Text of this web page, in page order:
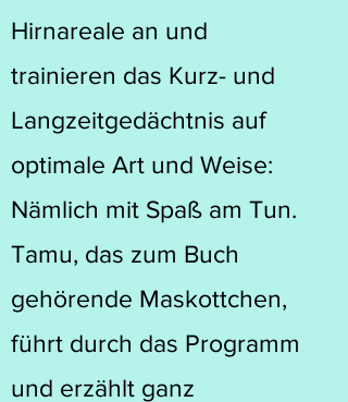
Hirnareale an und
trainieren das Kurz- und
Langzeitgedächtnis auf
optimale Art und Weise:
Nämlich mit Spaß am Tun.
Tamu, das zum Buch
gehörende Maskottchen,
führt durch das Programm
und erzählt ganz